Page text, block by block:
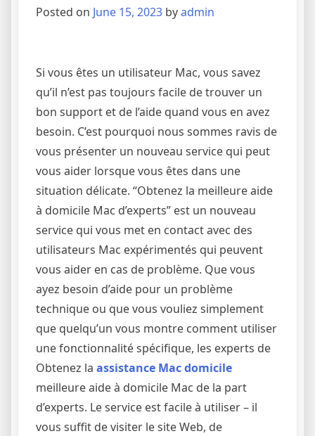
Posted on June 15, 2023 byadmin
Si vous êtes un utilisateur Mac, vous savez
qu’il n’est pas toujours facile de trouver un
bon support et de l’aide quand vous en avez
besoin. C’est pourquoi nous sommes ravis de
vous présenter un nouveau service qui peut
vous aider lorsque vous êtes dans une
situation délicate. “Obtenez la meilleure aide
à domicile Mac d’experts” est un nouveau
service qui vous met en contact avec des
utilisateurs Mac expérimentés qui peuvent
vous aider en cas de problème. Que vous
ayez besoin d’aide pour un problème
technique ou que vous vouliez simplement
que quelqu’un vous montre comment utiliser
une fonctionnalité spécifique, les experts de
Obtenez la assistance Mac domicile
meilleure aide à domicile Mac de la part
d’experts. Le service est facile à utiliser – il
vous suffit de visiter le site Web, de